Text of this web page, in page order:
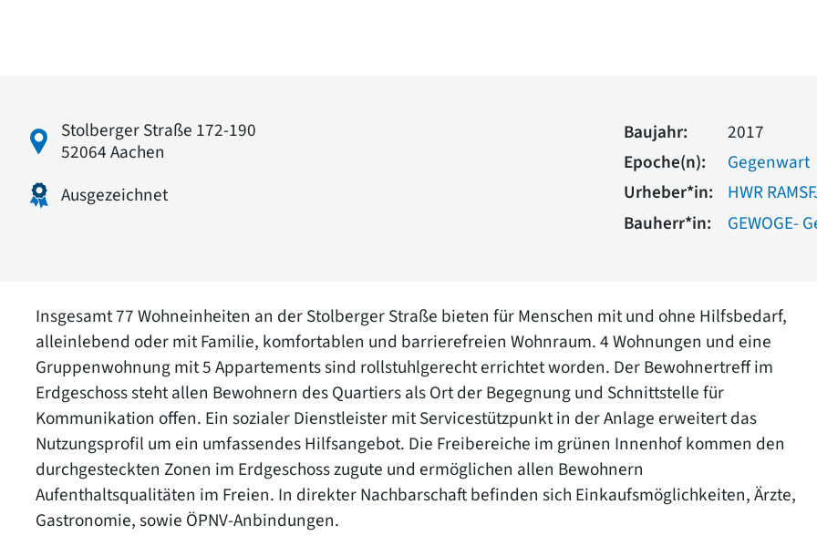
Stolberger Straße 172-190
52064 Aachen
Ausgezeichnet
Baujahr:
2017
Epoche(n):
Gegenwart
Urheber*in:
HWR
Bauherr*in:
GEWOGE-
Insgesamt 77 Wohneinheiten an der Stolberger Straße bieten für Menschen mit und ohne Hilfsbedarf,
alleinlebend oder mit Familie, komfortablen und barrierefreien Wohnraum. 4 Wohnungen und eine
Gruppenwohnung mit 5 Appartements sind rollstuhlgerecht errichtet worden. Der Bewohnertreff im
Erdgeschoss steht allen Bewohnern des Quartiers als Ort der Begegnung und Schnittstelle für
Kommunikation offen. Ein sozialer Dienstleister mit Servicestützpunkt in der Anlage erweitert das
Nutzungsprofil um ein umfassendes Hilfsangebot. Die Freibereiche im grünen Innenhof kommen den
durchgesteckten Zonen im Erdgeschoss zugute und ermöglichen allen Bewohnern
Aufenthaltsqualitäten im Freien. In direkter Nachbarschaft befinden sich Einkaufsmöglichkeiten, Ärzte,
Gastronomie, sowie ÖPNV-Anbindungen.